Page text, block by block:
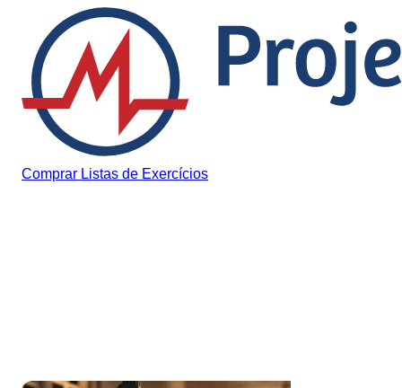
Pular para o conteúdo
Comprar Listas de Exercícios